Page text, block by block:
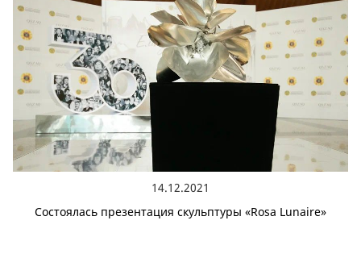
14.12.2021
Состоялась презентация скульптуры «Rosa Lunaire»